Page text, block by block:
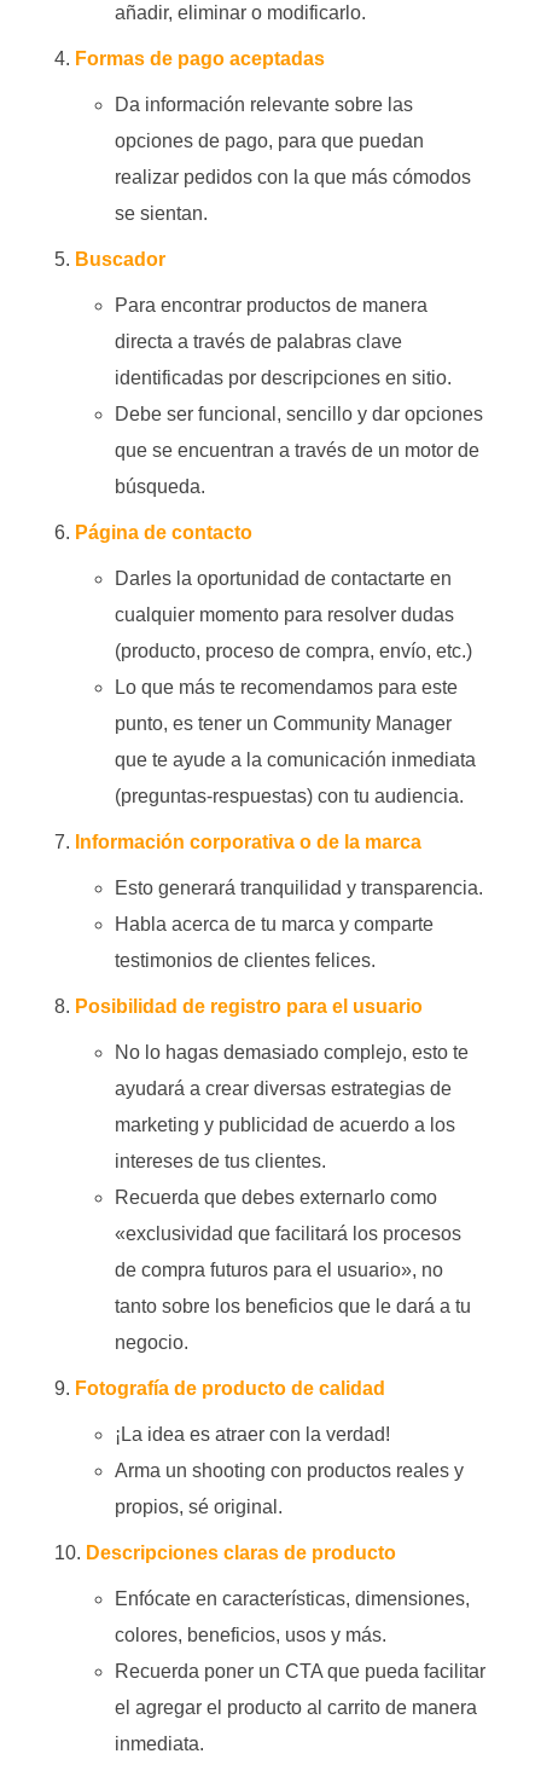
añadir, eliminar o modificarlo.
Formas de pago aceptadas
Da información relevante sobre las
opciones de pago, para que puedan
realizar pedidos con la que más cómodos
se sientan.
Buscador
Para encontrar productos de manera
directa a través de palabras clave
identificadas por descripciones en sitio.
Debe ser funcional, sencillo y dar opciones
que se encuentran a través de un motor de
búsqueda.
Página de contacto
Darles la oportunidad de contactarte en
cualquier momento para resolver dudas
(producto, proceso de compra, envío, etc.)
Lo que más te recomendamos para este
punto, es tener un Community Manager
que te ayude a la comunicación inmediata
(preguntas-respuestas) con tu audiencia.
Información corporativa o de la marca
Esto generará tranquilidad y transparencia.
Habla acerca de tu marca y comparte
testimonios de clientes felices.
Posibilidad de registro para el usuario
No lo hagas demasiado complejo, esto te
ayudará a crear diversas estrategias de
marketing y publicidad de acuerdo a los
intereses de tus clientes.
Recuerda que debes externarlo como
«exclusividad que facilitará los procesos
de compra futuros para el usuario», no
tanto sobre los beneficios que le dará a tu
negocio.
Fotografía de producto de calidad
¡La idea es atraer con la verdad!
Arma un shooting con productos reales y
propios, sé original.
Descripciones claras de producto
Enfócate en características, dimensiones,
colores, beneficios, usos y más.
Recuerda poner un CTAque pueda facilitar
el agregar el producto al carrito de manera
inmediata.